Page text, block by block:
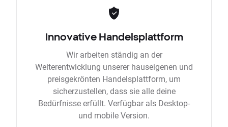
Innovative Handelsplattform
Wir arbeiten ständig an der
Weiterentwicklung unserer hauseigenen und
preisgekrönten Handelsplattform, um
sicherzustellen, dass sie alle deine
Bedürfnisse erfüllt. Verfügbar als Desktop-
und mobile Version.